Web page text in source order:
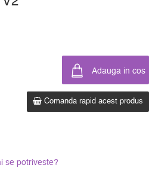
Comanda rapid acest produs
se potriveste?